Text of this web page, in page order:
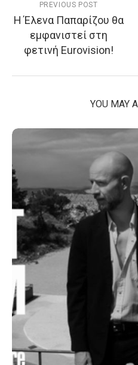
PREVIOUS POST
Η Έλενα Παπαρίζου θα
εμφανιστεί στη
φετινή Eurovision!
YOU MAY